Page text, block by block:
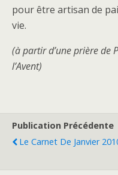
pour être artisan de
vie.
(à partir d’une prière de
l’Avent)
Publication Précédente
Le Carnet De Janvier